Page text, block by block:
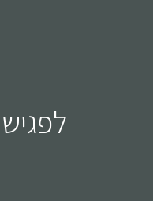
לפגישת